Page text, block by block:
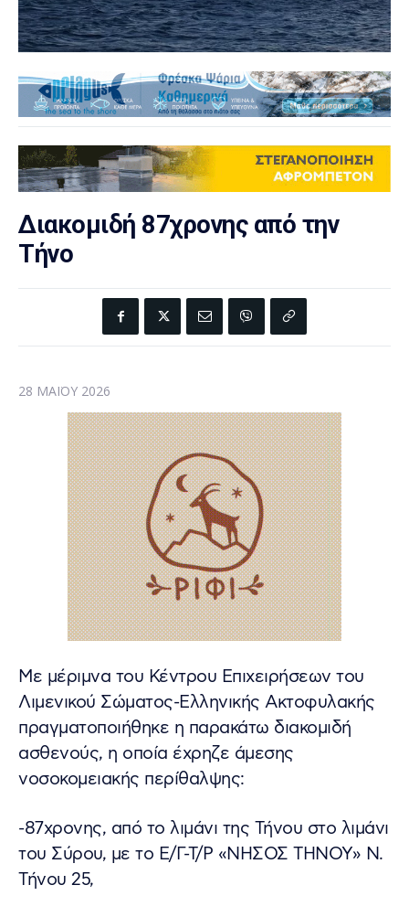
Διακομιδή 87χρονης από την
Τήνο
28 ΜΑΪ́ΟΥ 2026
Με μέριμνα του Κέντρου Επιχειρήσεων του
Λιμενικού Σώματος-Ελληνικής Ακτοφυλακής
πραγματοποιήθηκε η παρακάτω διακομιδή
ασθενούς, η οποία έχρηζε άμεσης
νοσοκομειακής περίθαλψης:
-87χρονης, από το λιμάνι της Τήνου στο λιμάνι
του Σύρου, με το Ε/Γ-Τ/Ρ «ΝΗΣΟΣ ΤΗΝΟΥ» Ν.
Τήνου 25,